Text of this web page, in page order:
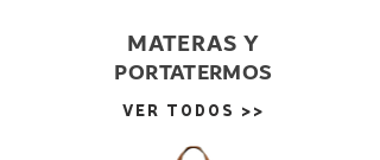
MATERAS Y
PORTATERMOS
VER TODOS >>